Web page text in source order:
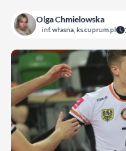
Olga Chmielowska
inf. własna, ks.cuprum.pl